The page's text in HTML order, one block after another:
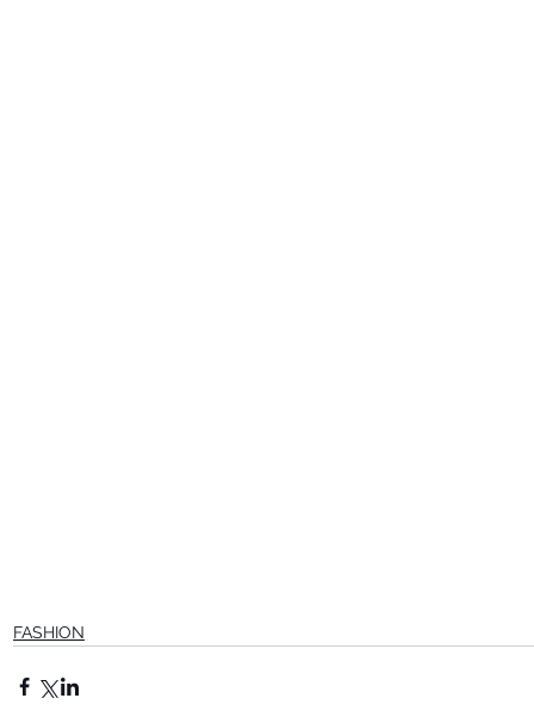
FASHION